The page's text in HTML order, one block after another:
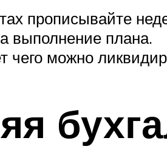
прописывайте
выполнение плана.
чего можно